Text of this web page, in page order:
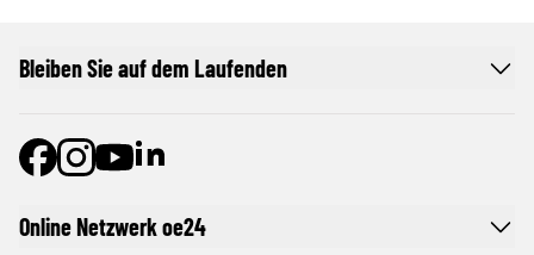
Online Netzwerk oe24
Bleiben Sie auf dem Laufenden